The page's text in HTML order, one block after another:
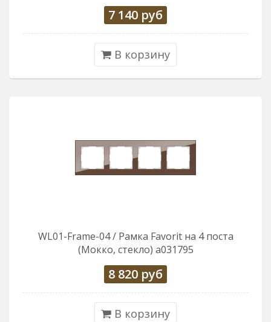
7 140 руб
В корзину
WL01-Frame-04 / Рамка Favorit на 4 поста
(Мокко, стекло) a031795
8 820 руб
В корзину